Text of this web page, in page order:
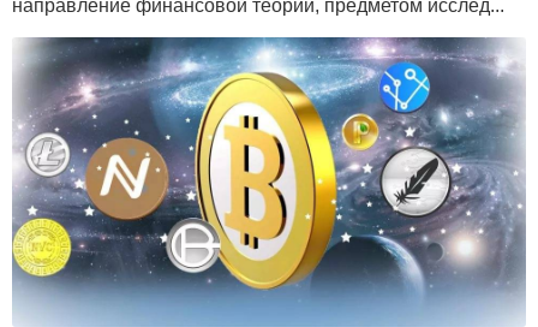
направление финансовой теории, предметом исслед...